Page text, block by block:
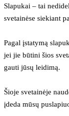
Slapukai – tai
svetainėse siekiant
Pagal įstatymą
jei jie būtini šios
gauti jūsų leidimą.
Šioje svetainėje
įdeda mūsų